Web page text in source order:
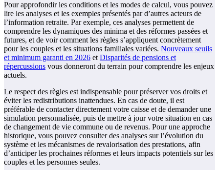
Pour approfondir les conditions et les modes de calcul, vous pouvez
lire les analyses et les exemples présentés par d’autres acteurs de
l’information retraite. Par exemple, ces analyses permettent de
comprendre les dynamiques des minima et des réformes passées et
futures, et de voir comment les règles s’appliquent concrètement
pour les couples et les situations familiales variées. Nouveaux seuils
et minimum garanti en 2026 et Disparités de pensions et
répercussions vous donneront du terrain pour comprendre les enjeux
actuels.
Le respect des règles est indispensable pour préserver vos droits et
éviter les redistributions inattendues. En cas de doute, il est
préférable de contacter directement votre caisse et de demander une
simulation personnalisée, puis de mettre à jour votre situation en cas
de changement de vie commune ou de revenus. Pour une approche
historique, vous pouvez consulter des analyses sur l’évolution du
système et les mécanismes de revalorisation des prestations, afin
d’anticiper les prochaines réformes et leurs impacts potentiels sur les
couples et les personnes seules.